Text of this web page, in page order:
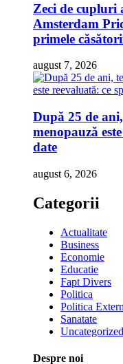
Zeci de cupluri
Amsterdam
primele
august 7, 2026
După 25 de
menopauză
date
august 6, 2026
Categorii
Actualitate
Business
Economie
Educatie
Fapt Divers
Politica
Politica
Sanatate
Uncategorized
Despre noi